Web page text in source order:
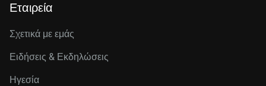
Εταιρεία
Σχετικά με εμάς
Ειδήσεις & Εκδηλώσεις
Ηγεσία